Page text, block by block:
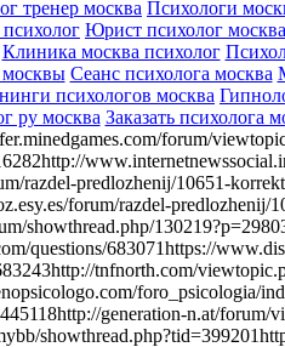
тренер москва Психологи
Юрист психолог москва
Клиника москва психолог
Сеанс психолога москва
психологов москва
ру москва Заказать психолога
forum/
razdel-predlozhenij/10651-
forum/razdel-
showthread.php/
questions/683071https://
tnfnorth.com/
foro_psicologia/
generation-n.at/